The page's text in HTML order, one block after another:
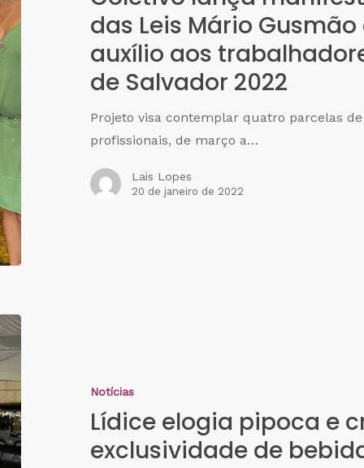
das Leis Mário
auxílio aos
de Salvador 2022
Projeto visa contemplar quatro parcelas
profissionais, de março a…
Lais Lopes
20 de janeiro de 2022
Notícias
Lídice elogia pipoca e
exclusividade de